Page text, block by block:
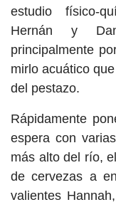
estudio físico-
Hernán y
principalmente
mirlo acuático
del pestazo.
Rápidamente
espera con
más alto del río,
de cervezas a
valientes